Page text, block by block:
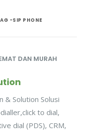
-SIP PHONE
DAN MURAH
& Solution Solusi
to dial,
dial (PDS), CRM,